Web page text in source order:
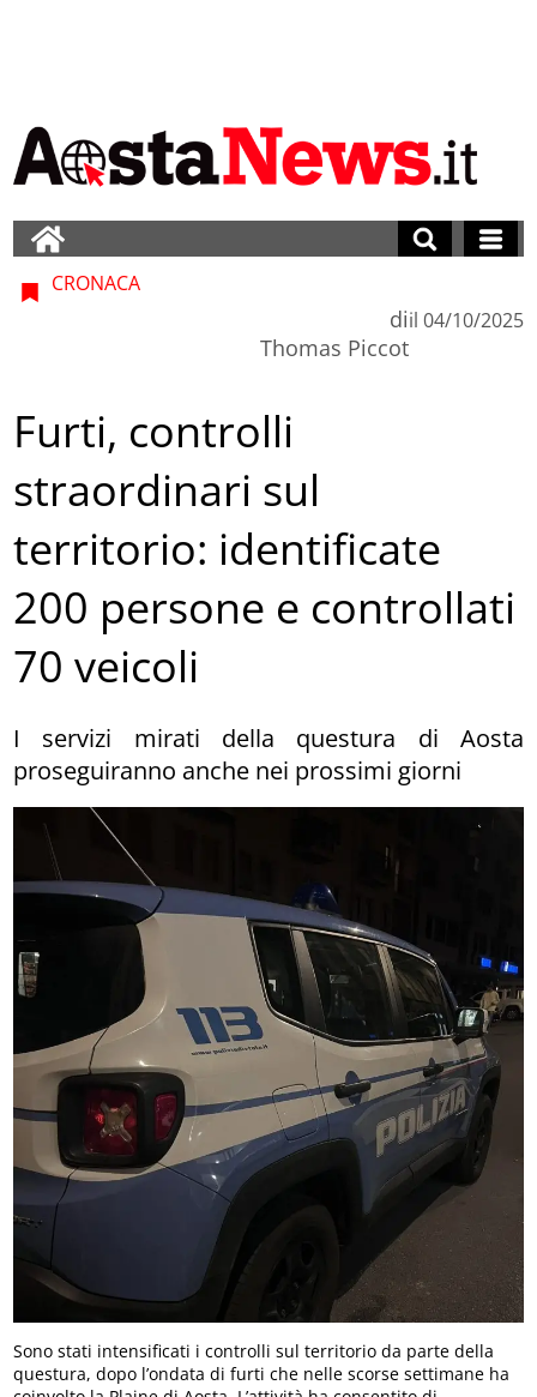
CRONACA
di
Thomas Piccot
il 04/10/2025
Furti, controlli
straordinari sul
territorio: identificate
200 persone e controllati
70 veicoli
I servizi mirati della questura di Aosta
proseguiranno anche nei prossimi giorni
Sono stati intensificati i controlli sul territorio da parte della
questura, dopo l’ondata di furti che nelle scorse settimane ha